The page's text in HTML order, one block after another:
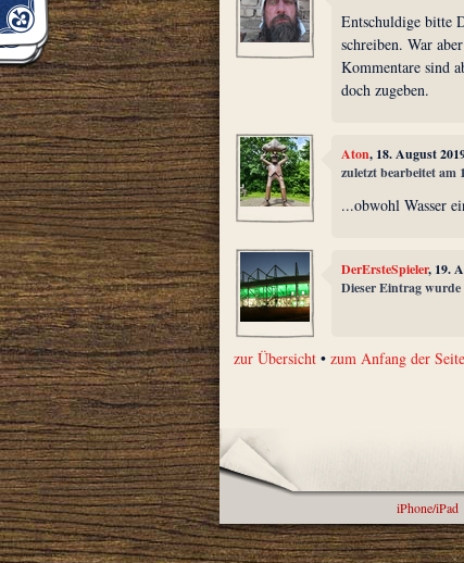
Entschuldige bitte
schreiben. War
Kommentare sind
doch zugeben.
Aton, 18. August
zuletzt bearbeitet am
...obwohl Wasser
DerErsteSpieler, 19.
Dieser Eintrag
zur Übersicht •zum Anfang der Seite
iPhone/iPad